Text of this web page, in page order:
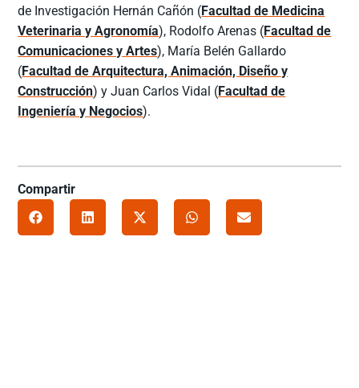
de Investigación Hernán Cañón (Facultad de Medicina
Veterinaria y Agronomía), Rodolfo Arenas (Facultad de
Comunicaciones y Artes), María Belén Gallardo
(Facultad de Arquitectura, Animación, Diseño y
Construcción) y Juan Carlos Vidal (Facultad de
Ingeniería y Negocios).
Compartir